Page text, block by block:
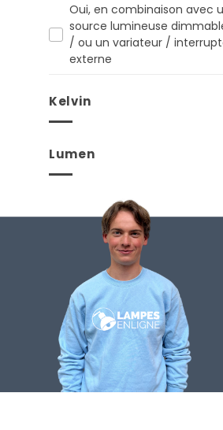
Oui, en combinaison avec
source lumineuse
/ ou un variateur /
externe
Kelvin
Lumen